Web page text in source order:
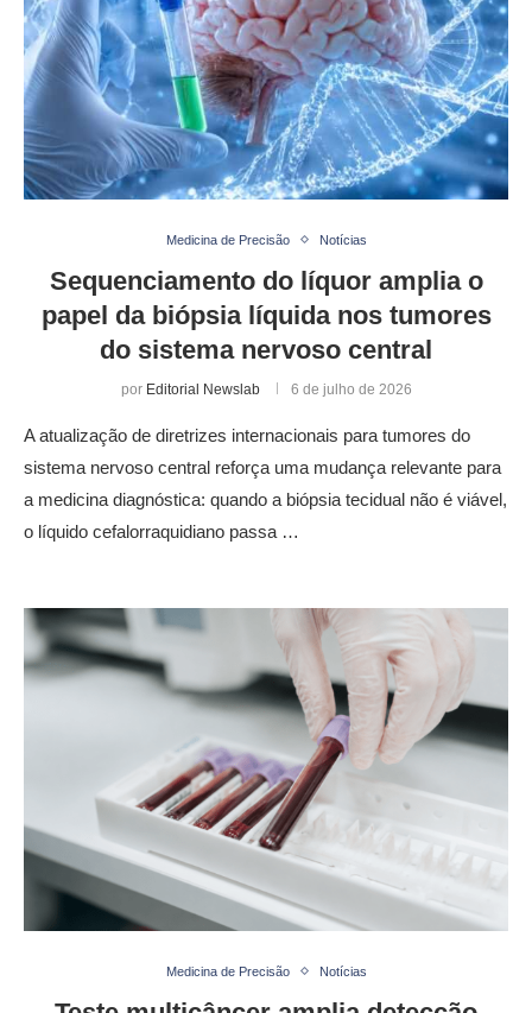
Medicina de Precisão Notícias
Sequenciamento do líquor amplia o
papel da biópsia líquida nos tumores
do sistema nervoso central
por Editorial Newslab 6 de julho de 2026
A atualização de diretrizes internacionais para tumores do
sistema nervoso central reforça uma mudança relevante para
a medicina diagnóstica: quando a biópsia tecidual não é viável,
o líquido cefalorraquidiano passa …
Medicina de Precisão Notícias